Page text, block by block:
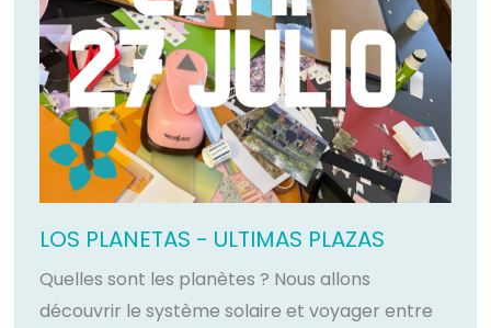
LOS PLANETAS - ULTIMAS PLAZAS
Quelles sont les planètes ? Nous allons
découvrir le système solaire et voyager entre